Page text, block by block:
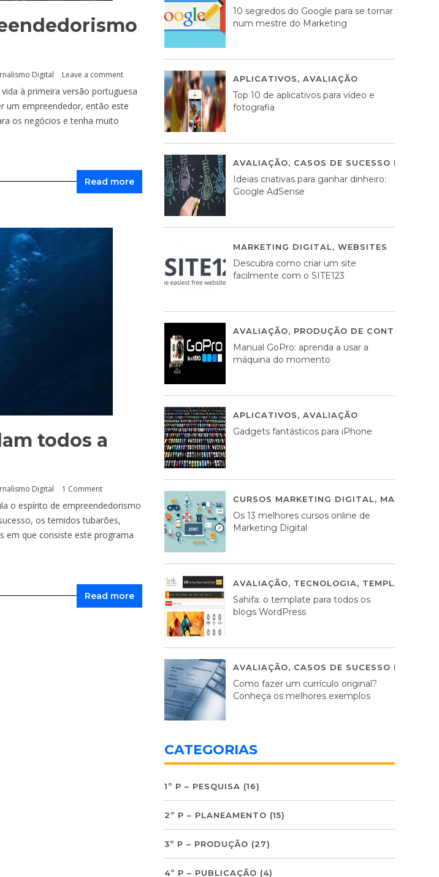
Digital Leave a comment
à primeira versão portuguesa
um empreendedor, então este
os negócios e tenha muito
Read more
todos a
Digital 1 Comment
o espírito de empreendedorismo
os temidos tubarões,
em que consiste este programa
Read more
10 segredos do Google para se tornar
num mestre do Marketing
APLICATIVOS, AVALIAÇÃO
Top 10 de aplicativos para vídeo e
fotografia
AVALIAÇÃO, CASOS DE SUCESSO DE
Ideias criativas para ganhar dinheiro:
Google AdSense
MARKETING DIGITAL, WEBSITES
Descubra como criar um site
facilmente com o SITE123
AVALIAÇÃO, PRODUÇÃO DE CONTEÚDOS
Manual GoPro: aprenda a usar a
máquina do momento
APLICATIVOS, AVALIAÇÃO
Gadgets fantásticos para iPhone
CURSOS MARKETING DIGITAL,
Os 13 melhores cursos online de
Marketing Digital
AVALIAÇÃO, TECNOLOGIA, TEMPLATES
Sahifa: o template para todos os
blogs WordPress
AVALIAÇÃO, CASOS DE SUCESSO DE
Como fazer um currículo original?
Conheça os melhores exemplos
CATEGORIAS
1º P – PESQUISA (16)
2º P – PLANEAMENTO (15)
3º P – PRODUÇÃO (27)
4º P – PUBLICAÇÃO (4)